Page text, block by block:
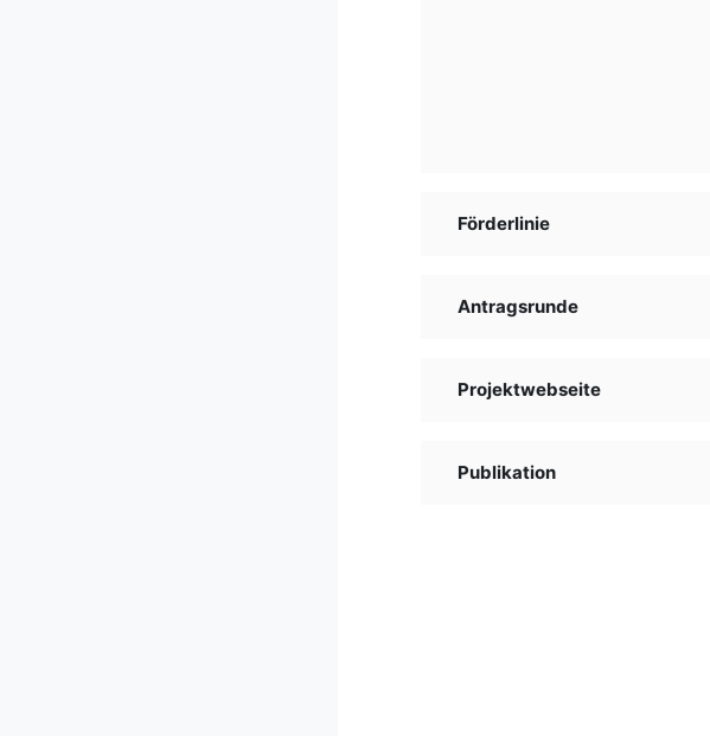
Förderlinie
Antragsrunde
Projektwebseite
Publikation